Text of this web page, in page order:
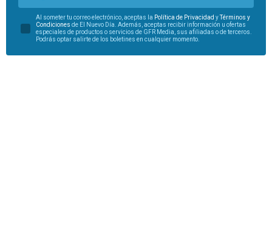
Al someter tu correo electrónico, aceptas la Política de Privacidad yTérminos y
Condiciones de El Nuevo Día. Además, aceptas recibir información u ofertas
especiales de productos o servicios de GFR Media, sus afiliadas o de terceros.
Podrás optar salirte de los boletines en cualquier momento.